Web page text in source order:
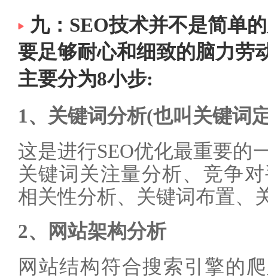
九：SEO技术并不是简单
要足够耐心和细致的脑力劳
主要分为8小步:
1、关键词分析(也叫关键词
这是进行SEO优化最重要的
关键词关注量分析、竞争
相关性分析、关键词布置、
2、网站架构分析
网站结构符合搜索引擎的